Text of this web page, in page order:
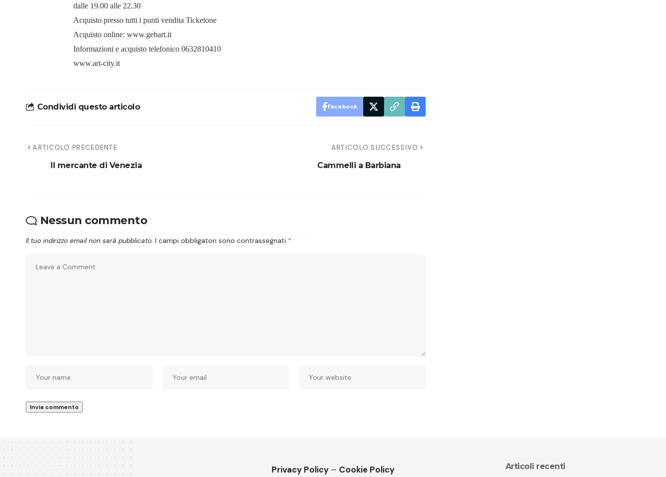
dalle 19.00 alle 22.30
Acquisto presso tutti i punti vendita Ticketone
Acquisto online: www.gebart.it
Informazioni e acquisto telefonico 0632810410
www.art-city.it
Condividi questo articolo Facebook
ARTICOLO PRECEDENTE
Il mercante di Venezia
ARTICOLO SUCCESSIVO
Cammelli a Barbiana
Nessun commento
Il tuo indirizzo email non sarà pubblicato. I campi obbligatori sono contrassegnati *
Privacy Policy – Cookie Policy Articoli recenti